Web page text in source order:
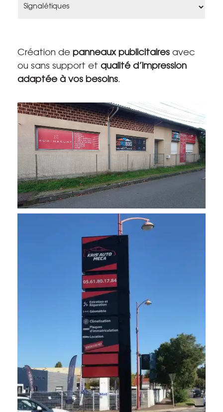
Création de panneaux publicitaires avec
ou sans support et qualité d’impression
adaptée à vos besoins.